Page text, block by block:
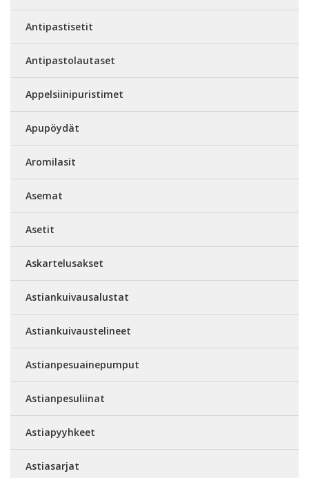
Antipastisetit
Antipastolautaset
Appelsiinipuristimet
Apupöydät
Aromilasit
Asemat
Asetit
Askartelusakset
Astiankuivausalustat
Astiankuivaustelineet
Astianpesuainepumput
Astianpesuliinat
Astiapyyhkeet
Astiasarjat